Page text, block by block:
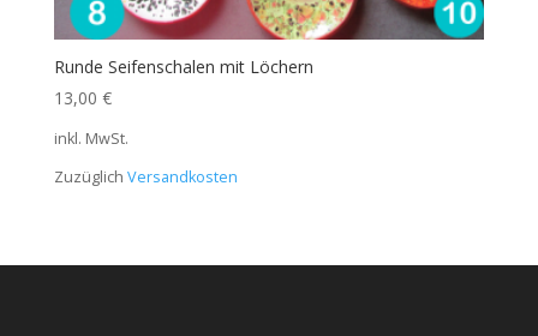
Runde Seifenschalen mit Löchern
13,00 €
inkl. MwSt.
Zuzüglich Versandkosten